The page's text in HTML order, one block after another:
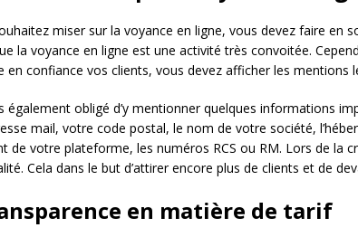
miser sur la voyance en ligne, vous devez faire en
la voyance en ligne est une activité très convoitée.
en confiance vos clients, vous devez afficher les mentions
également obligé d’y mentionner quelques informations
mail, votre code postal, le nom de votre société,
de votre plateforme, les numéros RCS ou RM. Lors de la
Cela dans le but d’attirer encore plus de clients et de
en matière de tarif